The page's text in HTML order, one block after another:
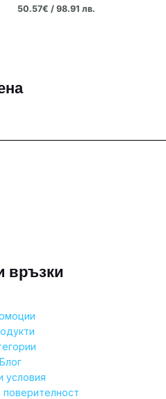
50.57€ / 98.91 лв.
връзки
Блог
условия
поверителност